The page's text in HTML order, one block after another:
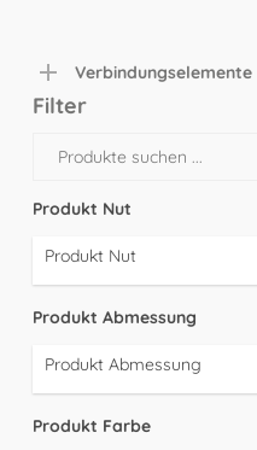
Verbindungselemente
Filter
Produkt Nut
Produkt Nut
Produkt Abmessung
Produkt Abmessung
Produkt Farbe